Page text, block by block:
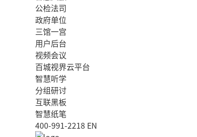
公检法司
政府单位
三馆一宫
用户后台
视频会议
百城视界云平台
智慧听学
分组研讨
互联黑板
智慧纸笔
400-991-2218 EN